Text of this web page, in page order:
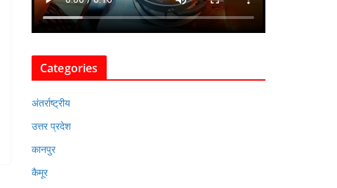
Categories
अंतर्राष्ट्रीय
उत्तर प्रदेश
कानपुर
कैमूर